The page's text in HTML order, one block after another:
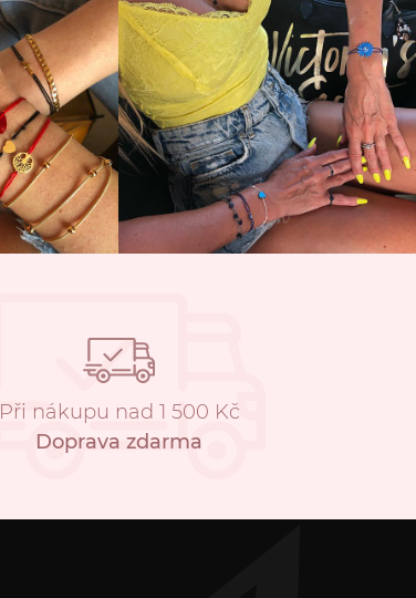
Při nákupu nad 1 500 Kč
Doprava zdarma